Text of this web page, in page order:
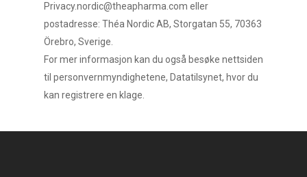
Privacy.nordic@theapharma.com eller
postadresse: Théa Nordic AB, Storgatan 55, 70363
Örebro, Sverige.
For mer informasjon kan du også besøke nettsiden
til personvernmyndighetene, Datatilsynet, hvor du
kan registrere en klage.